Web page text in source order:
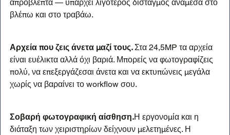
απρόβλεπτα — υπάρχει λιγότερος δισταγμός ανάμεσα στο
βλέπω και στο τραβάω.
Αρχεία που ζεις άνετα μαζί τους. Στα 24,5MP τα αρχεία
είναι ευέλικτα αλλά όχι βαριά. Μπορείς να φωτογραφίζεις
πολύ, να επεξεργάζεσαι άνετα και να εκτυπώνεις μεγάλα
χωρίς να βαραίνει το workflow σου.
Σοβαρή φωτογραφική αίσθηση.Η εργονομία και η
διάταξη των χειριστηρίων δείχνουν μελετημένες. Η